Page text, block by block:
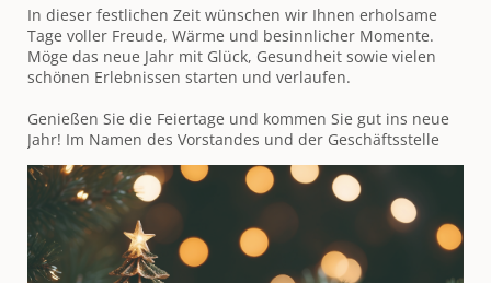
In dieser festlichen Zeit wünschen wir Ihnen erholsame
Tage voller Freude, Wärme und besinnlicher Momente.
Möge das neue Jahr mit Glück, Gesundheit sowie vielen
schönen Erlebnissen starten und verlaufen.
Genießen Sie die Feiertage und kommen Sie gut ins neue
Jahr! Im Namen des Vorstandes und der Geschäftsstelle